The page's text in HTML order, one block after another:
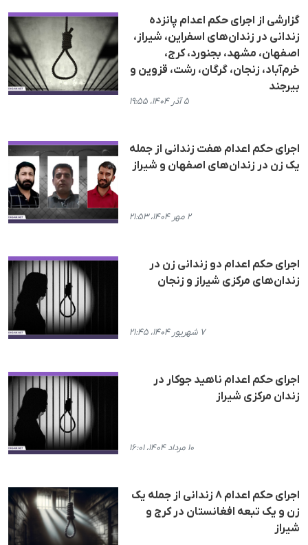
گزارشی از اجرای حکم اعدام پانزده
زندانی در زندان‌های اسفراین، شیراز،
اصفهان، مشهد، بجنورد، کرج،
خرم‌آباد، زنجان، گرگان، رشت، قزوین و
بیرجند
۵ آذر ۱۴۰۴، ۱۹:۵۵
اجرای حکم اعدام هفت زندانی از جملە
یک زن در زندان‌های اصفهان و شیراز
۲ مهر ۱۴۰۴، ۲۱:۵۳
اجرای حکم اعدام دو زندانی زن در
زندان‌های مرکزی شیراز و زنجان
۷ شهریور ۱۴۰۴، ۲۱:۴۵
اجرای حکم اعدام ناهید جوکار در
زندان مرکزی شیراز
۱۰ مرداد ۱۴۰۴، ۱۶:۰۱
اجرای حکم اعدام ۸ زندانی از جمله یک
زن و یک تبعه افغانستان در کرج و
شیراز